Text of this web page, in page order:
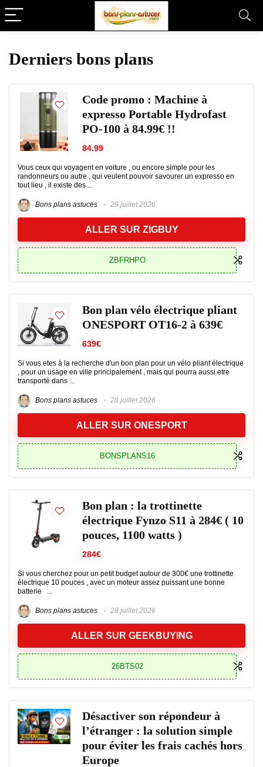
Derniers bons plans
Code promo : Machine à
expresso Portable Hydrofast
PO-100 à 84.99€ !!
84.99
Vous ceux qui voyagent en voiture , ou encore simple pour les
randonneurs ou autre , qui veulent pouvoir savourer un expresso en
tout lieu , il existe des ...
Bons plans astuces 29 juillet 2026
ALLER SUR ZIGBUY
ZBFRHPO
Bon plan vélo électrique pliant
ONESPORT OT16-2 à 639€
639€
Si vous etes à la recherche d'un bon plan pour un vélo pliant électrique
, pour un usage en ville principalement , mais qui pourra aussi etre
transporté dans ...
Bons plans astuces 28 juillet 2026
ALLER SUR ONESPORT
BONSPLANS16
Bon plan : la trottinette
électrique Fynzo S11 à 284€ ( 10
pouces, 1100 watts )
284€
Si vous cherchez pour un petit budget autour de 300€ une trottinette
électrique 10 pouces , avec un moteur assez puissant une bonne
batterie ...
Bons plans astuces 28 juillet 2026
ALLER SUR GEEKBUYING
26BTS02
Désactiver son répondeur à
l’étranger : la solution simple
pour éviter les frais cachés hors
Europe